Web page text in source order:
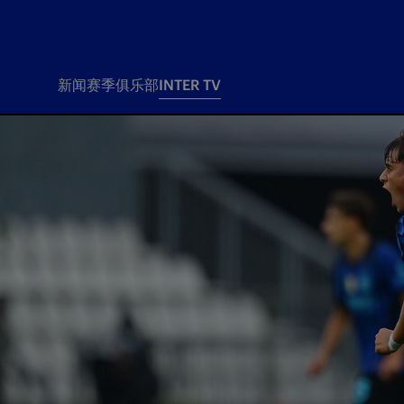
新闻
新闻 所有新闻
一线队
Tickets and stadium
国际米兰女子队
赛季
赛季 团队
赛程 赛果
俱乐部
俱乐
部
INTER TV
票务 Tickets
Season Pass
Season pass resale
Change owner
Siamo Noi Card